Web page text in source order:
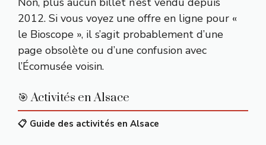
2012. Si vous voyez une offre en ligne pour «
le Bioscope », il s’agit probablement d’une
page obsolète ou d’une confusion avec
l’Écomusée voisin.
🎯 Activités en Alsace
📋 Guide des activités en Alsace